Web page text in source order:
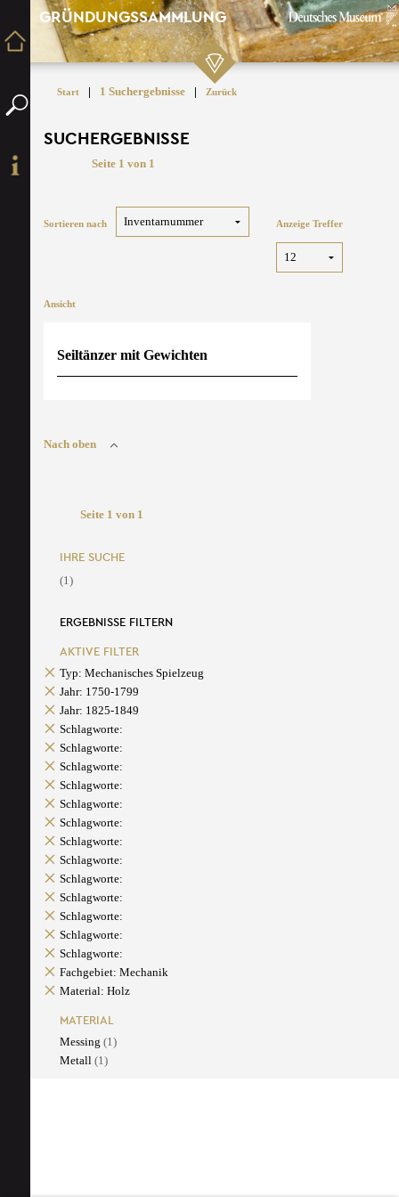
GRÜNDUNGSSAMMLUNG
Start | 1 Suchergebnisse | Zurück
SUCHERGEBNISSE
Seite 1 von 1
Sortieren nach Anzeige Treffer
Ansicht
Seiltänzer mit Gewichten
Nach oben
Seite 1 von 1
IHRE SUCHE
(1)
ERGEBNISSE FILTERN
AKTIVE FILTER
Typ: Mechanisches Spielzeug
Jahr: 1750-1799
Jahr: 1825-1849
Schlagworte:
Schlagworte:
Schlagworte:
Schlagworte:
Schlagworte:
Schlagworte:
Schlagworte:
Schlagworte:
Schlagworte:
Schlagworte:
Schlagworte:
Schlagworte:
Schlagworte:
Fachgebiet: Mechanik
Material: Holz
MATERIAL
Messing (1)
Metall (1)